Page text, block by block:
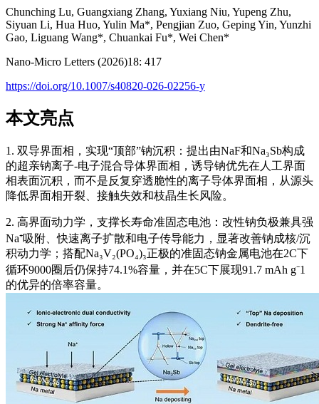
Chunching Lu, Guangxiang Zhang, Yuxiang Niu, Yupeng Zhu,
Siyuan Li, Hua Huo, Yulin Ma*, Pengjian Zuo, Geping Yin, Yunzhi
Gao, Liguang Wang*, Chuankai Fu*, Wei Chen*
Nano-Micro Letters (2026)18: 417
https://doi.org/10.1007/s40820-026-02256-y
本文亮点
1. 双导界面相，实现“顶部”钠沉积：提出由NaF和Na₃Sb构成
的超亲钠离子-电子混合导体界面相，诱导钠优先在人工界面
相表面沉积，而不是反复穿透脆性的离子导体界面相，从源头
降低界面相开裂、接触失效和枝晶生长风险。
2. 高界面动力学，支撑长寿命准固态电池：改性钠负极兼具强
Na⁺吸附、快速离子扩散和电子传导能力，显著改善钠成核/沉
积动力学；搭配Na₃V₂(PO₄)₃正极的准固态钠金属电池在2C下
循环9000圈后仍保持74.1%容量，并在5C下展现91.7 mAh g⁻1
的优异的倍率容量。